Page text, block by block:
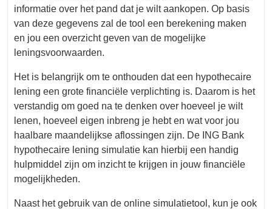
informatie over het pand dat je wilt aankopen. Op basis
van deze gegevens zal de tool een berekening maken
en jou een overzicht geven van de mogelijke
leningsvoorwaarden.
Het is belangrijk om te onthouden dat een hypothecaire
lening een grote financiële verplichting is. Daarom is het
verstandig om goed na te denken over hoeveel je wilt
lenen, hoeveel eigen inbreng je hebt en wat voor jou
haalbare maandelijkse aflossingen zijn. De ING Bank
hypothecaire lening simulatie kan hierbij een handig
hulpmiddel zijn om inzicht te krijgen in jouw financiële
mogelijkheden.
Naast het gebruik van de online simulatietool, kun je ook